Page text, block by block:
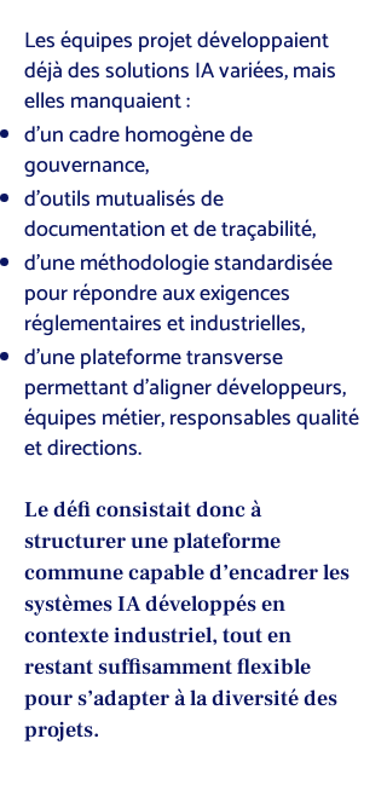
Les équipes projet développaient
déjà des solutions IA variées, mais
elles manquaient :
d’un cadre homogène de
gouvernance,
d’outils mutualisés de
documentation et de traçabilité,
d’une méthodologie standardisée
pour répondre aux exigences
réglementaires et industrielles,
d’une plateforme transverse
permettant d’aligner développeurs,
équipes métier, responsables qualité
et directions.
Le défi consistait donc à
structurer une plateforme
commune capable d’encadrer les
systèmes IA développés en
contexte industriel, tout en
restant suffisamment flexible
pour s’adapter à la diversité des
projets.